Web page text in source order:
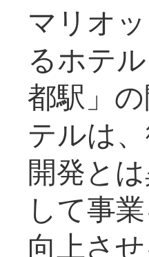
マリオ
るホテ
都駅」
テルは
開発と
して事
向上さ